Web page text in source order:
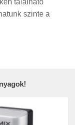
található
szinte a